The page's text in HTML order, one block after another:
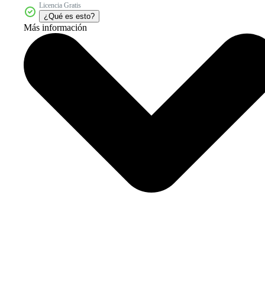
Licencia Gratis
¿Qué es esto?
Más información